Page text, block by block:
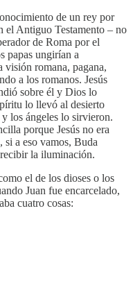
de un rey por
el Antiguo Testamento – no
de Roma por el
papas ungirían a
visión romana, pagana,
a los romanos. Jesús
sobre él y Dios lo
lo llevó al desierto
los ángeles lo sirvieron.
porque Jesús no era
si a eso vamos, Buda
la iluminación.
el de los dioses o los
Juan fue encarcelado,
cuatro cosas: